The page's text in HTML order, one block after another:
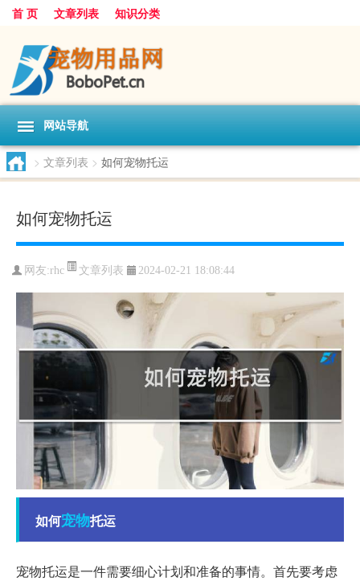
首 页 文章列表 知识分类
网站导航
> 文章列表 > 如何宠物托运
如何宠物托运
网友:rhc 文章列表 2024-02-21 18:08:44
如何宠物托运
宠物托运是一件需要细心计划和准备的事情。首先要考虑